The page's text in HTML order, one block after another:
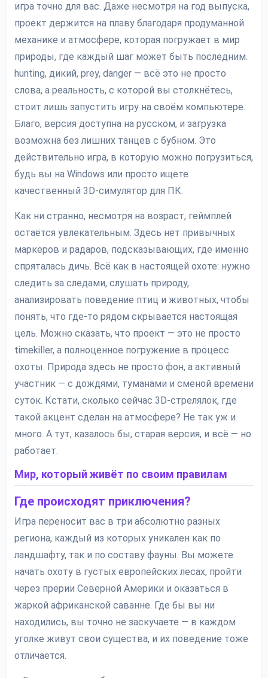
игра точно для вас. Даже несмотря на год выпуска,
проект держится на плаву благодаря продуманной
механике и атмосфере, которая погружает в мир
природы, где каждый шаг может быть последним.
hunting, дикий, prey, danger — всё это не просто
слова, а реальность, с которой вы столкнётесь,
стоит лишь запустить игру на своём компьютере.
Благо, версия доступна на русском, и загрузка
возможна без лишних танцев с бубном. Это
действительно игра, в которую можно погрузиться,
будь вы на Windows или просто ищете
качественный 3D-симулятор для ПК.
Как ни странно, несмотря на возраст, геймплей
остаётся увлекательным. Здесь нет привычных
маркеров и радаров, подсказывающих, где именно
спряталась дичь. Всё как в настоящей охоте: нужно
следить за следами, слушать природу,
анализировать поведение птиц и животных, чтобы
понять, что где-то рядом скрывается настоящая
цель. Можно сказать, что проект — это не просто
timekiller, а полноценное погружение в процесс
охоты. Природа здесь не просто фон, а активный
участник — с дождями, туманами и сменой времени
суток. Кстати, сколько сейчас 3D-стрелялок, где
такой акцент сделан на атмосфере? Не так уж и
много. А тут, казалось бы, старая версия, и всё — но
работает.
Мир, который живёт по своим правилам
Где происходят приключения?
Игра переносит вас в три абсолютно разных
региона, каждый из которых уникален как по
ландшафту, так и по составу фауны. Вы можете
начать охоту в густых европейских лесах, пройти
через прерии Северной Америки и оказаться в
жаркой африканской саванне. Где бы вы ни
находились, вы точно не заскучаете — в каждом
уголке живут свои существа, и их поведение тоже
отличается.